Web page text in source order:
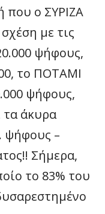
που ο ΣΥΡΙΖΑ
με τις
ψήφους,
το ΠΟΤΑΜΙ
ψήφους,
τα άκυρα
ψήφους –
Σήμερα,
το 83% του